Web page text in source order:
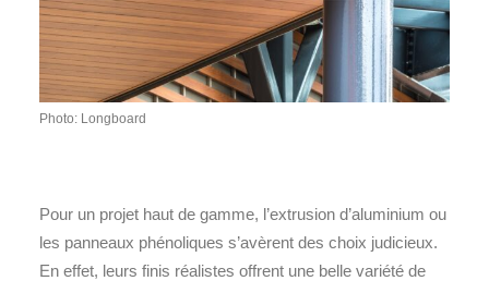
Photo: Longboard
Pour un projet haut de gamme, l’extrusion d’aluminium ou
les panneaux phénoliques s’avèrent des choix judicieux.
En effet, leurs finis réalistes offrent une belle variété de